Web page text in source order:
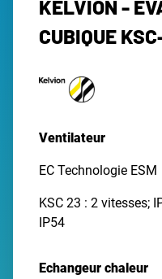
KELVION -
CUBIQUE
Ventilateur
EC Technologie ESM
KSC 23 : 2 vitesses;
IP54
Echangeur chaleur